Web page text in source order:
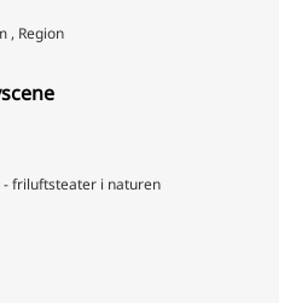
, Region
friluftsteater i naturen